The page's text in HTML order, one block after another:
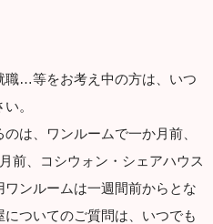
職…等をお考え中の方は、いつ
。
は、ワンルームで一か月前、
前、コシウォン・シェアハウス
ンルームは一週間前からとな
についてのご質問は、いつでも